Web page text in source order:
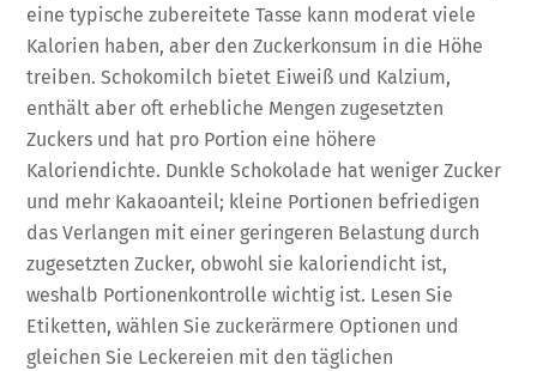
eine typische zubereitete Tasse kann moderat viele
Kalorien haben, aber den Zuckerkonsum in die Höhe
treiben. Schokomilch bietet Eiweiß und Kalzium,
enthält aber oft erhebliche Mengen zugesetzten
Zuckers und hat pro Portion eine höhere
Kaloriendichte. Dunkle Schokolade hat weniger Zucker
und mehr Kakaoanteil; kleine Portionen befriedigen
das Verlangen mit einer geringeren Belastung durch
zugesetzten Zucker, obwohl sie kaloriendicht ist,
weshalb Portionenkontrolle wichtig ist. Lesen Sie
Etiketten, wählen Sie zuckerärmere Optionen und
gleichen Sie Leckereien mit den täglichen